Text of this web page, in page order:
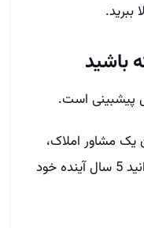
ببرید.
پیش­بینی است.
مشاور املاک،
تفکر بلند مدت داشته باشید و بتوانید 5 سال آینده خود